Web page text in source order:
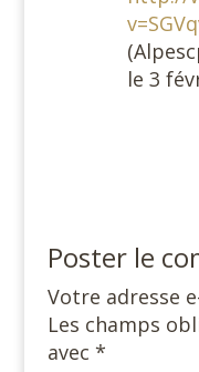
le 3
Poster le
Votre adresse
Les champs
avec *